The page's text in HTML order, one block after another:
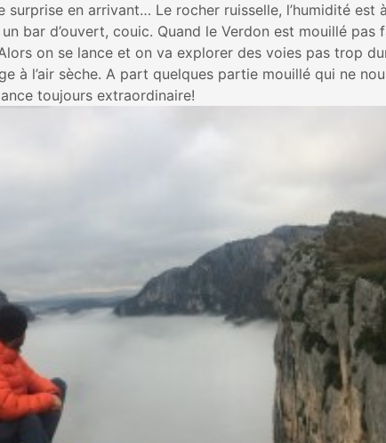
surprise en arrivant… Le rocher ruisselle, l’humidité est
bar d’ouvert, couic. Quand le Verdon est mouillé pas
on se lance et on va explorer des voies pas trop
à l’air sèche. A part quelques partie mouillé qui ne
toujours extraordinaire!